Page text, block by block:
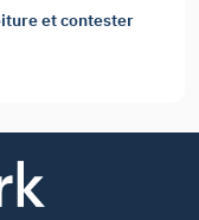
et contester